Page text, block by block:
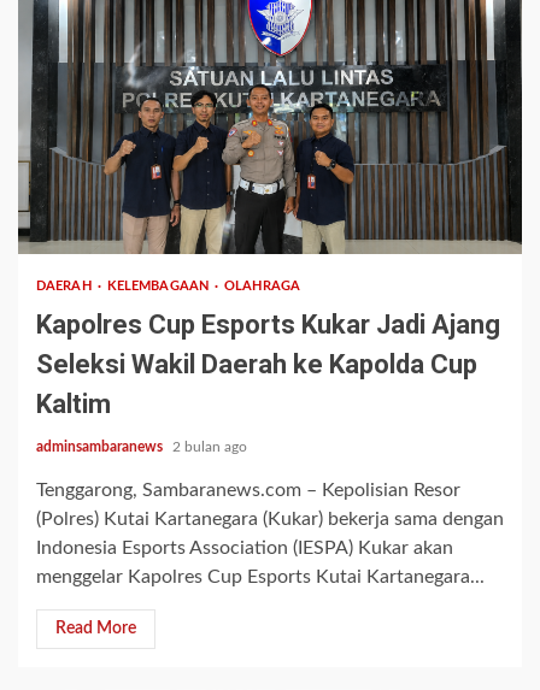
2 min read
DAERAH KELEMBAGAAN OLAHRAGA
Kapolres Cup Esports Kukar Jadi Ajang
Seleksi Wakil Daerah ke Kapolda Cup
Kaltim
adminsambaranews 2 bulan ago
Tenggarong, Sambaranews.com – Kepolisian Resor
(Polres) Kutai Kartanegara (Kukar) bekerja sama dengan
Indonesia Esports Association (IESPA) Kukar akan
menggelar Kapolres Cup Esports Kutai Kartanegara...
Read More